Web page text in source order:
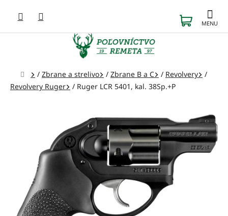
obsah
KOŠÍK
Domov
/ Zbrane a strelivo / Zbrane B a C / Revolvery
/
Revolvery Ruger
/ Ruger LCR 5401, kal. 38Sp.+P